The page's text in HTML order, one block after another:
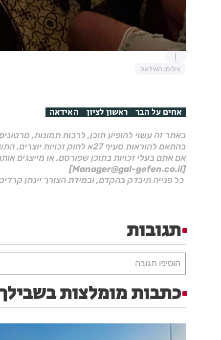
צילום: האידאה
אחים על הבר ראשון לציון האידאה
באתר זה עשוי להופיע תוכן, לרבות תמונות,
בהתאם להוראות סעיף 27א לחוק זכויות יוצרים, התשס"ח–2007.
אם אתם בעלי זכויות בתוכן שפורסם, או מייצגים
[Manager@gal-gefen.co.il]
כל פנייה תיבדק בהקדם, ובמידת הצורך יינתן
תגובות
הוסיפו תגובה
כתבות מומלצות